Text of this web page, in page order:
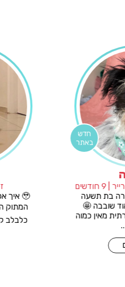
חדש
באתר
שיצו, טרייר | 9 חודשים
לאימוץ :-) גורה בת תשעה
מצחיקה מאוד שובבה 🤩
ותקשורתית מאין כמוה